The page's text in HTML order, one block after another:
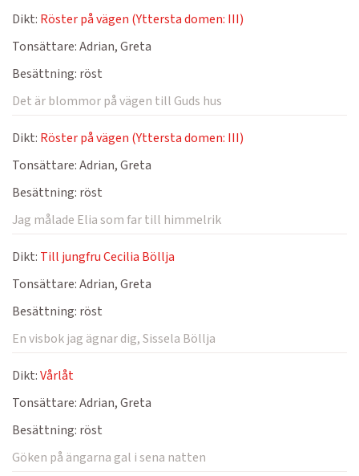
Dikt: Röster på vägen (Yttersta domen: III)
Tonsättare:Adrian, Greta
Besättning: röst
Det är blommor på vägen till Guds hus
Dikt: Röster på vägen (Yttersta domen: III)
Tonsättare:Adrian, Greta
Besättning: röst
Jag målade Elia som far till himmelrik
Dikt: Till jungfru Cecilia Böllja
Tonsättare:Adrian, Greta
Besättning: röst
En visbok jag ägnar dig, Sissela Böllja
Dikt:Vårlåt
Tonsättare:Adrian, Greta
Besättning: röst
Göken på ängarna gal i sena natten